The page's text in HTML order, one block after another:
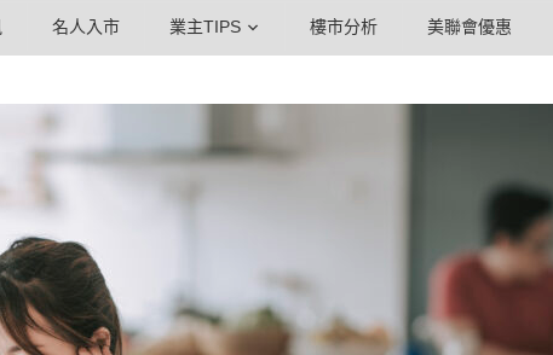
名人入市 業主TIPS 樓市分析 美聯會優惠